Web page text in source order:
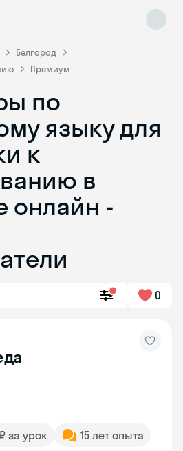
Белгород
Премиум
по
языку для
к
в
онлайн -
0
за урок
15 лет опыта